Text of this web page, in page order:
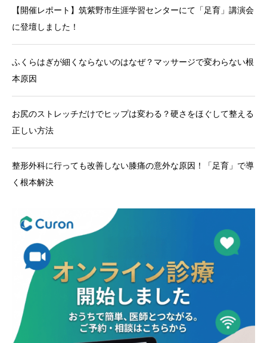
【開催レポート】筑紫野市生涯学習センターにて「足育」講演会
に登壇しました！
ふくらはぎが細くならないのはなぜ？マッサージで変わらない根
本原因
お尻のストレッチだけでヒップは変わる？硬さをほぐして整える
正しい方法
整形外科に行っても改善しない膝痛の意外な原因！「足育」で導
く根本解決